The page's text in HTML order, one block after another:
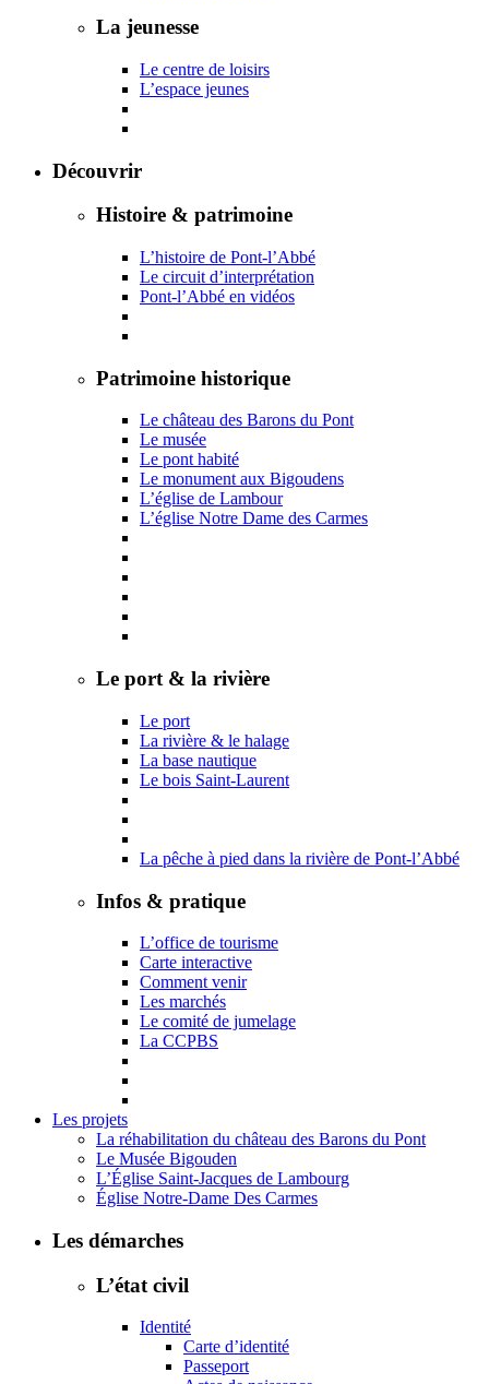
La jeunesse
Le centre de loisirs
L’espace jeunes
Découvrir
Histoire & patrimoine
L’histoire de Pont-l’Abbé
Le circuit d’interprétation
Pont-l’Abbé en vidéos
Patrimoine historique
Le château des Barons du Pont
Le musée
Le pont habité
Le monument aux Bigoudens
L’église de Lambour
L’église Notre Dame des Carmes
Le port & la rivière
Le port
La rivière & le halage
La base nautique
Le bois Saint-Laurent
La pêche à pied dans la rivière de Pont-l’Abbé
Infos & pratique
L’office de tourisme
Carte interactive
Comment venir
Les marchés
Le comité de jumelage
La CCPBS
Les projets
La réhabilitation du château des Barons du Pont
Le Musée Bigouden
L’Église Saint-Jacques de Lambourg
Église Notre-Dame Des Carmes
Les démarches
L’état civil
Identité
Carte d’identité
Passeport